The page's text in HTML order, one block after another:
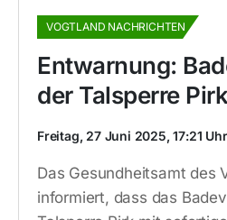
VOGTLAND NACHRICHTEN
Entwarnung:
der Talsperre
Freitag, 27 Juni 2025, 17:21 Uhr
Das Gesundheitsamt des
informiert, dass das